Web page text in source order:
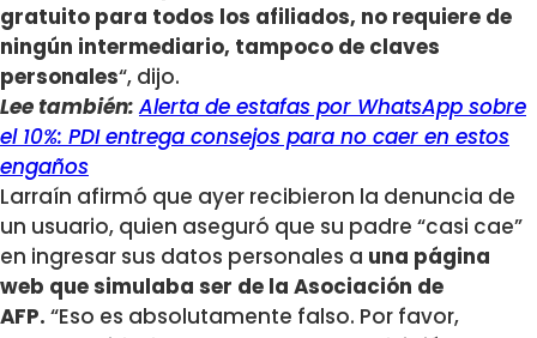
gratuito para todos los afiliados, no requiere de
ningún intermediario, tampoco de claves
personales“, dijo.
Lee también: Alerta de estafas por WhatsApp sobre
el 10%: PDI entrega consejos para no caer en estos
engaños
Larraín afirmó que ayer recibieron la denuncia de
un usuario, quien aseguró que su padre “casi cae”
en ingresar sus datos personales a una página
web que simulaba ser de la Asociación de
AFP. “Eso es absolutamente falso. Por favor,